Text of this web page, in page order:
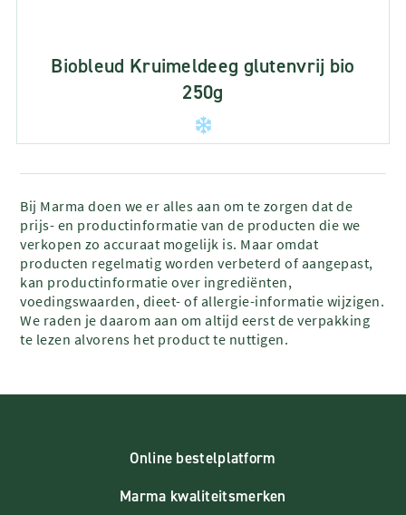
Biobleud Kruimeldeeg glutenvrij bio
250g
Bij Marma doen we er alles aan om te zorgen dat de
prijs- en productinformatie van de producten die we
verkopen zo accuraat mogelijk is. Maar omdat
producten regelmatig worden verbeterd of aangepast,
kan productinformatie over ingrediënten,
voedingswaarden, dieet- of allergie-informatie wijzigen.
We raden je daarom aan om altijd eerst de verpakking
te lezen alvorens het product te nuttigen.
Online bestelplatform
Marma kwaliteitsmerken